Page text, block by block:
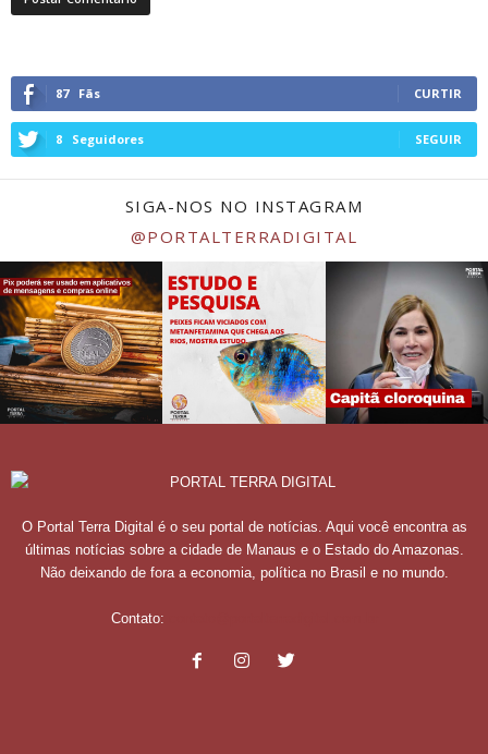
87 Fãs CURTIR
8 Seguidores SEGUIR
SIGA-NOS NO INSTAGRAM
@PORTALTERRADIGITAL
O Portal Terra Digital é o seu portal de notícias. Aqui você encontra as
últimas notícias sobre a cidade de Manaus e o Estado do Amazonas.
Não deixando de fora a economia, política no Brasil e no mundo.
Contato: